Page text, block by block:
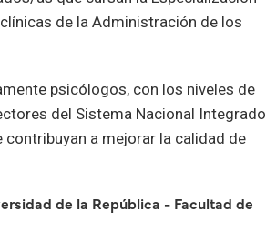
de la Administración de los
psicólogos, con los niveles de
del Sistema Nacional Integrado
contribuyan a mejorar la calidad de
de la República - Facultad de